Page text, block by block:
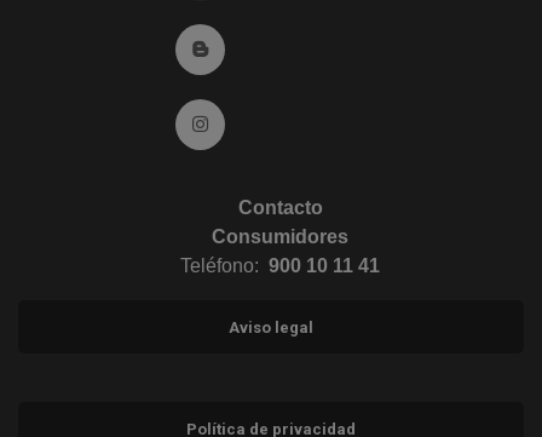
Ir al Blog (abre en ventana nueva)
Ir a Instagram (abre en ventana nueva)
Contacto
Consumidores
Teléfono: 900 10 11 41
Aviso legal
Política de privacidad